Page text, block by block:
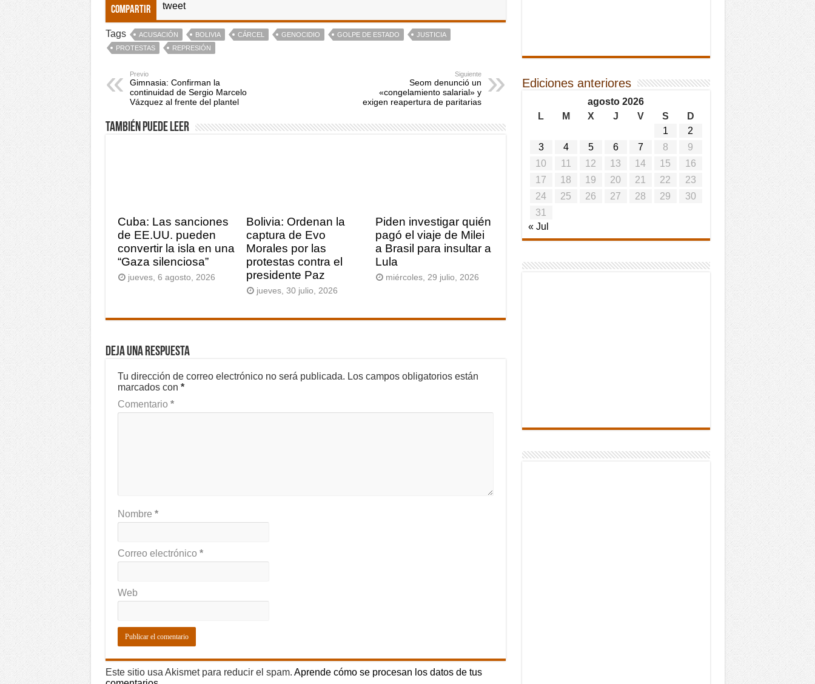
Compartir tweet
Tags ACUSACIÓN BOLIVIA CÁRCEL GENOCIDIO GOLPE DE ESTADO
JUSTICIA
PROTESTAS
REPRESIÓN
Previo
Gimnasia: Confirman la
continuidad de Sergio Marcelo
Vázquez al frente del plantel
Siguiente
Seom denunció un
«congelamiento salarial» y
exigen reapertura de paritarias
También puede leer
Cuba: Las sanciones
de EE.UU. pueden
convertir la isla en una
“Gaza silenciosa”
jueves, 6 agosto, 2026
Bolivia: Ordenan la
captura de Evo
Morales por las
protestas contra el
presidente Paz
jueves, 30 julio, 2026
Piden investigar quién
pagó el viaje de Milei
a Brasil para insultar a
Lula
miércoles, 29 julio, 2026
Deja una respuesta
Tu dirección de correo electrónico no será publicada. Los campos obligatorios están
marcados con *
Comentario *
Nombre *
Correo electrónico *
Web
Este sitio usa Akismet para reducir el spam. Aprende cómo se procesan los datos de tus
Ediciones anteriores
agosto 2026
L
M X J V S
D
1
2
3
4 5 6 7 8
9
10
11 12 13 14 15
16
17
18 19 20 21 22
23
24
25 26 27 28 29
30
31
« Jul